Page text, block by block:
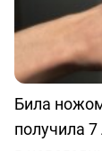
Била
получила